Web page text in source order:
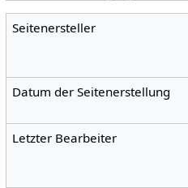
Seitenersteller
Datum der Seitenerstellung
Letzter Bearbeiter